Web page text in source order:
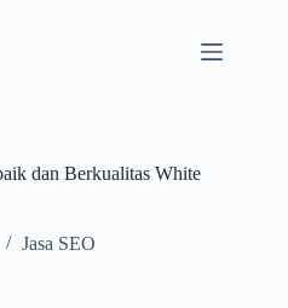
dan Berkualitas White
Jasa SEO